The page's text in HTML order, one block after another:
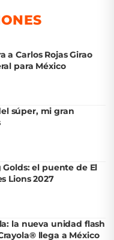
a Carlos Rojas Girao
para México
súper, mi gran
el puente de El
Lions 2027
la nueva unidad flash
llega a México